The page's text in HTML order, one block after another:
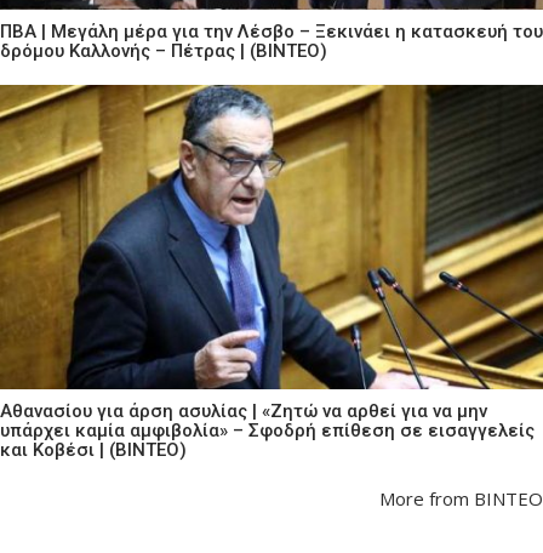
ΠΒΑ | Μεγάλη μέρα για την Λέσβο – Ξεκινάει η κατασκευή του
δρόμου Καλλονής – Πέτρας | (ΒΙΝΤΕΟ)
Αθανασίου για άρση ασυλίας | «Ζητώ να αρθεί για να μην
υπάρχει καμία αμφιβολία» – Σφοδρή επίθεση σε εισαγγελείς
και Κοβέσι | (ΒΙΝΤΕΟ)
More from ΒΙΝΤΕΟ